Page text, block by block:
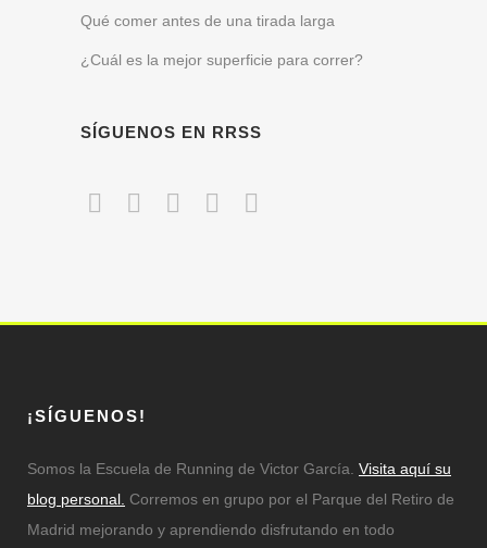
Qué comer antes de una tirada larga
¿Cuál es la mejor superficie para correr?
SÍGUENOS EN RRSS
¡SÍGUENOS!
Somos la Escuela de Running de Victor García. Visita aquí su
blog personal. Corremos en grupo por el Parque del Retiro de
Madrid mejorando y aprendiendo disfrutando en todo